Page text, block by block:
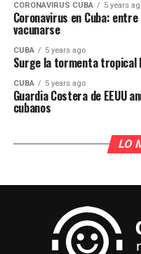
CORONAVIRUS CUBA 5 years
Coronavirus en Cuba:
vacunarse
CUBA 5 years ago
Surge la tormenta tropical
CUBA 5 years ago
Guardia Costera de EEUU
cubanos
LO